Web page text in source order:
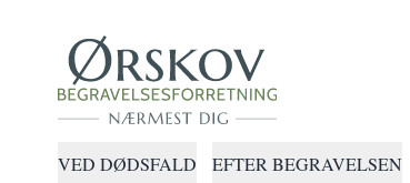
VED DØDSFALD EFTER BEGRAVELSEN